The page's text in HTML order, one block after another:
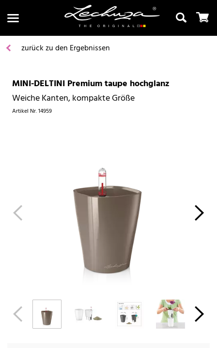
Suchen
zurück zu den Ergebnissen
MINI-DELTINI Premium taupe hochglanz
Weiche Kanten, kompakte Größe
Artikel Nr.14959